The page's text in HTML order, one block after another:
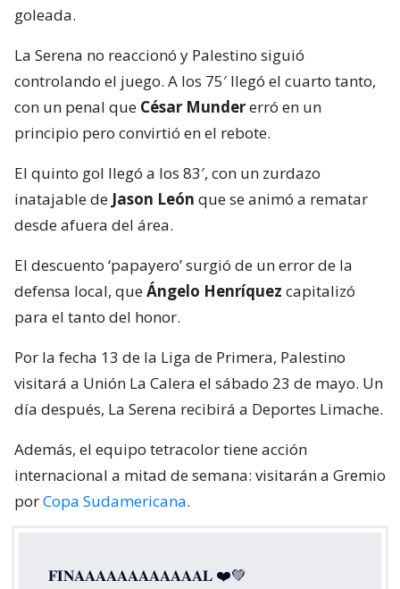
goleada.
La Serena no reaccionó y Palestino siguió
controlando el juego. A los 75′ llegó el cuarto tanto,
con un penal que César Mundererró en un
principio pero convirtió en el rebote.
El quinto gol llegó a los 83′, con un zurdazo
inatajable de Jason León que se animó a rematar
desde afuera del área.
El descuento ‘papayero’ surgió de un error de la
defensa local, queÁngelo Henríquez capitalizó
para el tanto del honor.
Por la fecha 13 de la Liga de Primera, Palestino
visitará a Unión La Calera el sábado 23 de mayo. Un
día después, La Serena recibirá a Deportes Limache.
Además, el equipo tetracolor tiene acción
internacional a mitad de semana: visitarán a Gremio
porCopa Sudamericana.
𝐅𝐈𝐍𝐀𝐀𝐀𝐀𝐀𝐀𝐀𝐀𝐀𝐀𝐀𝐀𝐋 ❤️💚